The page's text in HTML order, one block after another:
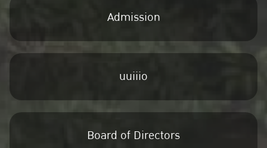
Admission
uuiiio
Board of Directors